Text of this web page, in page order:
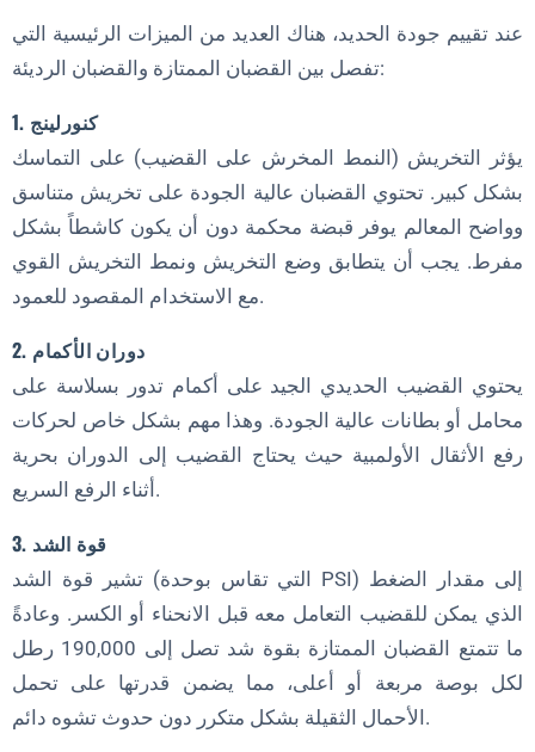
عند تقييم جودة الحديد، هناك العديد من الميزات الرئيسية التي
تفصل بين القضبان الممتازة والقضبان الرديئة:
1. كنورلينج
يؤثر التخريش (النمط المخرش على القضيب) على التماسك
بشكل كبير. تحتوي القضبان عالية الجودة على تخريش متناسق
وواضح المعالم يوفر قبضة محكمة دون أن يكون كاشطاً بشكل
مفرط. يجب أن يتطابق وضع التخريش ونمط التخريش القوي
مع الاستخدام المقصود للعمود.
2. دوران الأكمام
يحتوي القضيب الحديدي الجيد على أكمام تدور بسلاسة على
محامل أو بطانات عالية الجودة. وهذا مهم بشكل خاص لحركات
رفع الأثقال الأولمبية حيث يحتاج القضيب إلى الدوران بحرية
أثناء الرفع السريع.
3. قوة الشد
تشير قوة الشد (التي تقاس بوحدة PSI) إلى مقدار الضغط
الذي يمكن للقضيب التعامل معه قبل الانحناء أو الكسر. وعادةً
ما تتمتع القضبان الممتازة بقوة شد تصل إلى 190,000 رطل
لكل بوصة مربعة أو أعلى، مما يضمن قدرتها على تحمل
الأحمال الثقيلة بشكل متكرر دون حدوث تشوه دائم.